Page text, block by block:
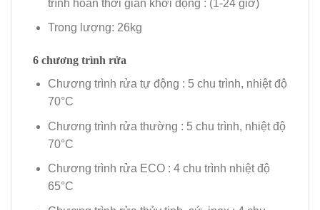
trình hoãn thời gian khởi động : (1-24 giờ)
Trong lượng: 26kg
6 chương trình rửa
Chương trình rửa tự động : 5 chu trình, nhiệt độ
70°C
Chương trình rửa thường : 5 chu trình, nhiệt độ
70°C
Chương trình rửa ECO : 4 chu trình nhiệt độ
65°C